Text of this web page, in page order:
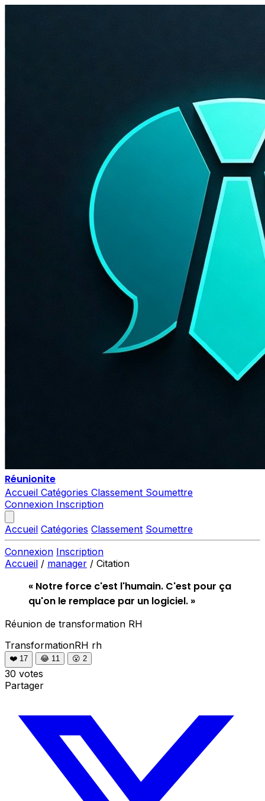
Réunionite
Accueil Catégories Classement Soumettre
Connexion Inscription
Accueil Catégories Classement Soumettre
Connexion Inscription
Accueil / manager / Citation
« Notre force c'est l'humain. C'est pour ça
qu'on le remplace par un logiciel. »
Réunion de transformation RH
TransformationRH rh
❤️ 17 😂 11 😮 2
30 votes
Partager